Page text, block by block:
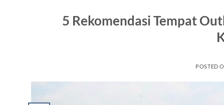
5 Rekomendasi Tempat
POSTED